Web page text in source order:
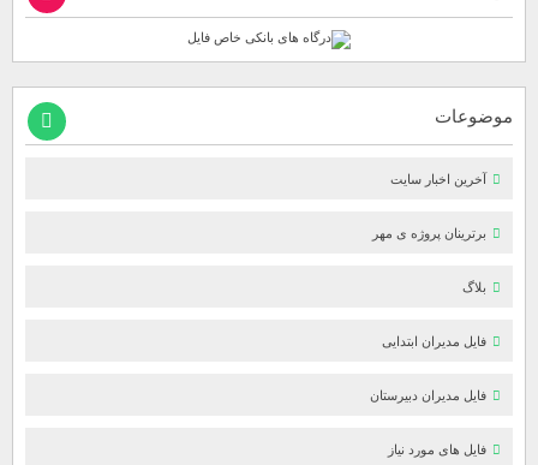
موضوعات
آخرین اخبار سایت
برترینان پروژه ی مهر
بلاگ
فایل مدیران ابتدایی
فایل مدیران دبیرستان
فایل های مورد نیاز